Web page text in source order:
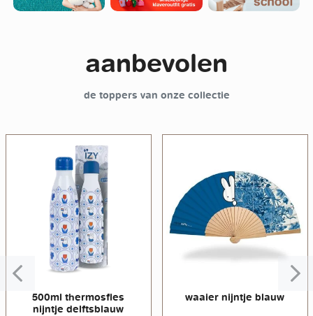
aanbevolen
de toppers van onze collectie
500ml thermosfles
nijntje delftsblauw
waaier nijntje blauw